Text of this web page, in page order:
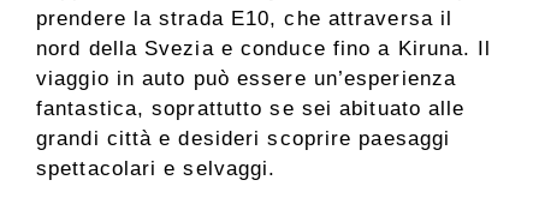
prendere la strada E10, che attraversa il
nord della Svezia e conduce fino a Kiruna. Il
viaggio in auto può essere un’esperienza
fantastica, soprattutto se sei abituato alle
grandi città e desideri scoprire paesaggi
spettacolari e selvaggi.